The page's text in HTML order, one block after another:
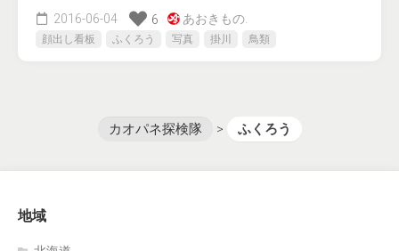
2016-06-04 6 あおきもの.
顔出し看板 ふくろう 写真 掛川 鳥類
カオパネ探検隊 > ふくろう
地域